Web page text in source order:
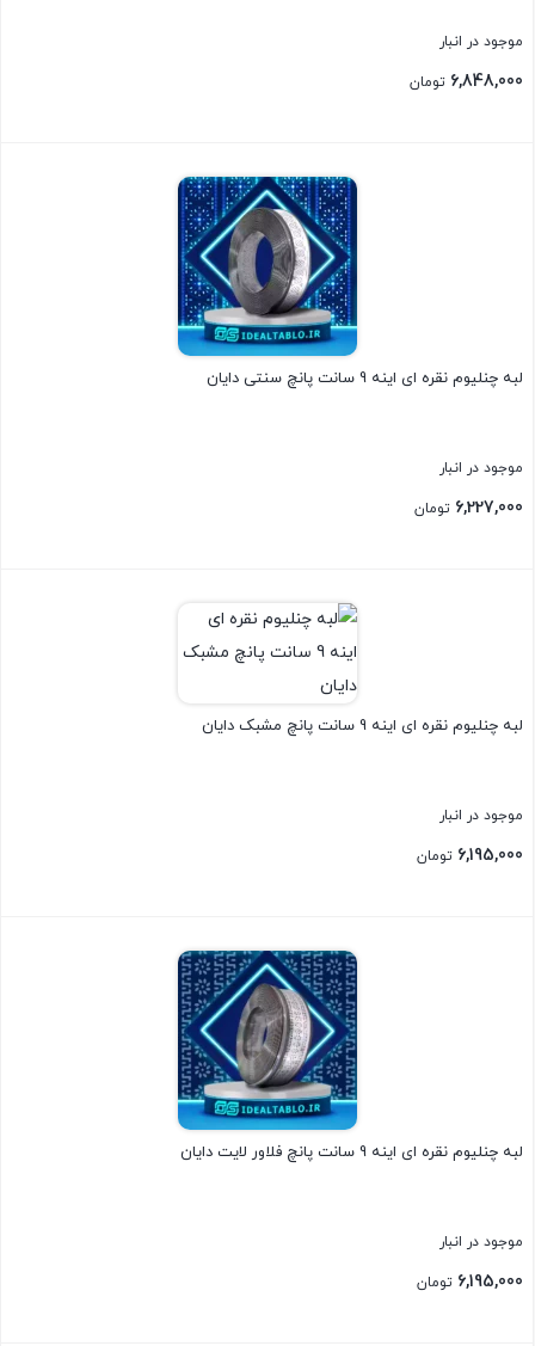
موجود در انبار
6,848,000 تومان
لبه چنلیوم نقره ای اینه 9 سانت پانچ سنتی دایان
موجود در انبار
6,227,000 تومان
لبه چنلیوم نقره ای اینه 9 سانت پانچ مشبک دایان
موجود در انبار
6,195,000 تومان
لبه چنلیوم نقره ای اینه 9 سانت پانچ فلاور لایت دایان
موجود در انبار
6,195,000 تومان